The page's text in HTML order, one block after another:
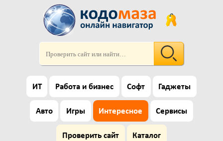
ИТ Работа и бизнес Софт Гаджеты
Авто Игры Интересное Сервисы
Проверить сайт Каталог